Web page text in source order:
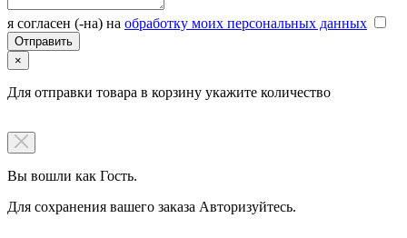
я согласен (-на) на обработку моих персональных данных
×
Для отправки товара в корзину укажите количество
Вы вошли как Гость.
Для сохранения вашего заказа Авторизуйтесь.